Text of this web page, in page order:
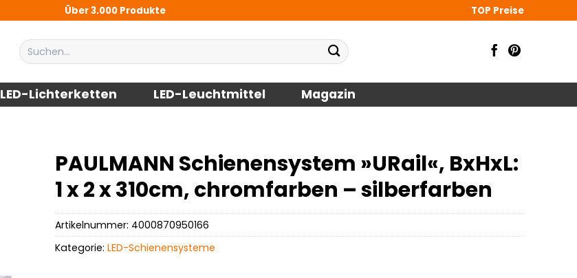
Über 3.000 Produkte TOP Preise
Suchen
nach:
LED-Lichterketten LED-Leuchtmittel Magazin
PAULMANN Schienensystem »URail«, BxHxL:
1 x 2 x 310cm, chromfarben – silberfarben
Artikelnummer: 4000870950166
Kategorie:LED-Schienensysteme